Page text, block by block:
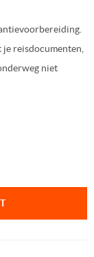
je reisdocumenten,
niet